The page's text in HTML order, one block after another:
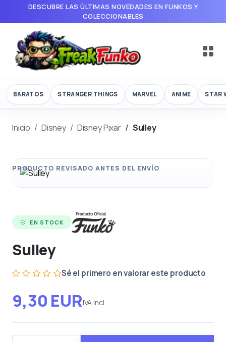
DESCUBRE LAS ÚLTIMAS NOVEDADES EN FUNKOS Y
COLECCIONABLES
BARATOS STRANGER THINGS MARVEL ANIME STAR
Inicio Disney Disney Pixar Sulley
EN STOCK
Sulley
Sé el primero en valorar este producto
9,30 EURIVA incl.